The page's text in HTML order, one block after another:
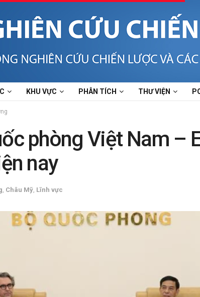
KHU VỰC PHÂN TÍCH THƯ VIỆN
phòng Việt Nam –
nay
Châu Mỹ Lĩnh vực